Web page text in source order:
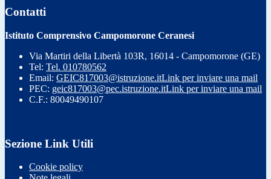
Contatti
Istituto Comprensivo Campomorone Ceranesi
Via Martiri della Libertà 103R, 16014 - Campomorone (GE)
Tel: Tel. 010780562
Email: GEIC817003@istruzione.itLink per inviare una mail
PEC: geic817003@pec.istruzione.itLink per inviare una mail
C.F.: 80049490107
Sezione Link Utili
Cookie policy